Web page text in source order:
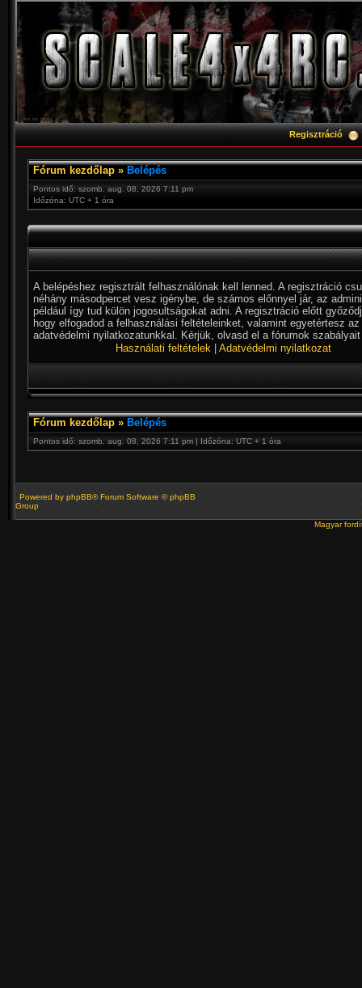
Regisztráció
Fórum kezdőlap » Belépés
Pontos idő: szomb. aug. 08, 2026 7:11 pm
Időzóna: UTC + 1 óra
A belépéshez regisztrált felhasználónak kell lenned. A regisztráció
néhány másodpercet vesz igénybe, de számos előnnyel jár, az
például így tud külön jogosultságokat adni. A regisztráció előtt
hogy elfogadod a felhasználási feltételeinket, valamint egyetértesz az
adatvédelmi nyilatkozatunkkal. Kérjük, olvasd el a fórumok
Használati feltételek| Adatvédelmi nyilatkozat
Fórum kezdőlap » Belépés
Pontos idő: szomb. aug. 08, 2026 7:11 pm | Időzóna: UTC + 1 óra
Powered by phpBB® Forum Software © phpBB
Group
Magyar